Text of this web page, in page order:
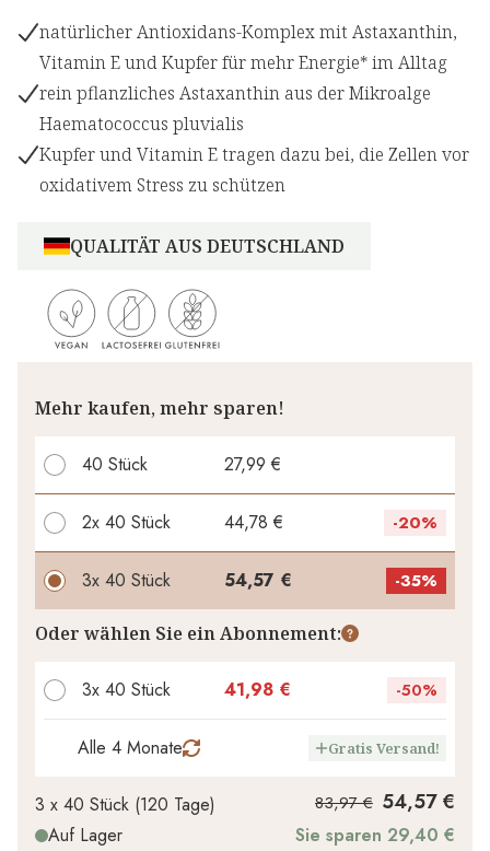
natürlicher Antioxidans-Komplex mit Astaxanthin,
Vitamin E und Kupfer für mehr Energie* im Alltag
rein pflanzliches Astaxanthin aus der Mikroalge
Haematococcus pluvialis
Kupfer und Vitamin E tragen dazu bei, die Zellen vor
oxidativem Stress zu schützen
QUALITÄT AUS DEUTSCHLAND
Mehr kaufen, mehr sparen!
40 Stück 27,99 €
2x 40 Stück 44,78 € -20%
3x 40 Stück 54,57 € -35%
Ihr persönlicher Rabatt
3 0,00 €
Oder wählen Sie ein Abonnement:
3x 40 Stück 41,98 € -50%
Alle 4 Monate Gratis Versand!
3 x 40 Stück (120 Tage)
Auf Lager
83,97 € 54,57 €
Sie sparen 29,40 €